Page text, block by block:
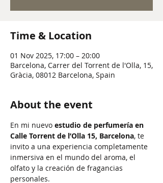
Time & Location
01 Nov 2025, 17:00 – 20:00
Barcelona, Carrer del Torrent de l'Olla, 15,
Gràcia, 08012 Barcelona, Spain
About the event
En mi nuevo estudio de perfumería en
Calle Torrent de l’Olla 15, Barcelona, te
invito a una experiencia completamente
inmersiva en el mundo del aroma, el
olfato y la creación de fragancias
personales.